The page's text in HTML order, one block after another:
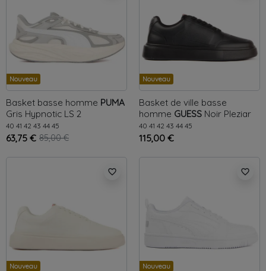
Nouveau
Basket basse homme PUMA
Gris Hypnotic LS 2
40 41 42 43 44 45
63,75 € 85,00 €
Nouveau
Basket de ville basse
homme GUESS Noir Pleziar
40 41 42 43 44 45
115,00 €
favorite_border
Nouveau
favorite_border
Nouveau